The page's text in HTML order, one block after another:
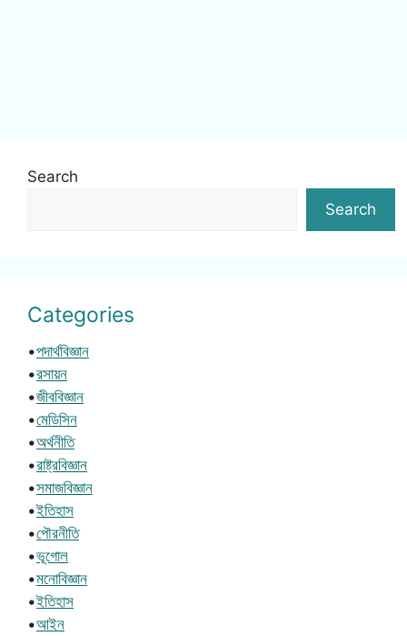
Search
Search
Categories
•পদার্থবিজ্ঞান
•রসায়ন
•জীববিজ্ঞান
•মেডিসিন
•অর্থনীতি
•রাষ্ট্রবিজ্ঞান
•সমাজবিজ্ঞান
•ইতিহাস
•পৌরনীতি
•ভূগোল
•মনোবিজ্ঞান
•ইতিহাস
•আইন